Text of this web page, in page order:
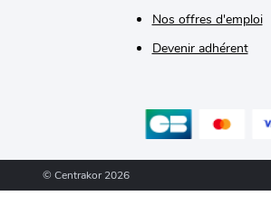
Nos offres d'emploi
Devenir adhérent
© Centrakor 2026